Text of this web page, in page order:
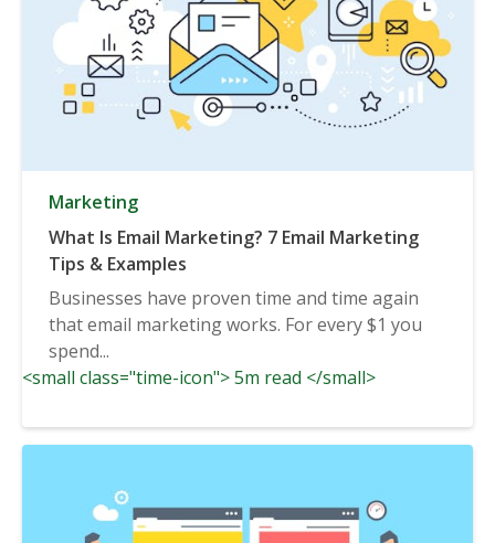
Marketing
What Is Email Marketing? 7 Email Marketing
Tips & Examples
Businesses have proven time and time again
that email marketing works. For every $1 you
spend...
<small class="time-icon"> 5m read </small>